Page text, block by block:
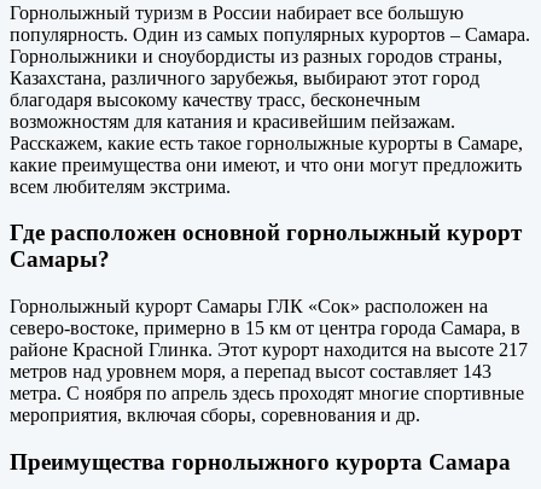
Горнолыжный туризм в России набирает все большую
популярность. Один из самых популярных курортов – Самара.
Горнолыжники и сноубордисты из разных городов страны,
Казахстана, различного зарубежья, выбирают этот город
благодаря высокому качеству трасс, бесконечным
возможностям для катания и красивейшим пейзажам.
Расскажем, какие есть такое горнолыжные курорты в Самаре,
какие преимущества они имеют, и что они могут предложить
всем любителям экстрима.
Где расположен основной горнолыжный курорт
Самары?
Горнолыжный курорт Самары ГЛК «Сок» расположен на
северо-востоке, примерно в 15 км от центра города Самара, в
районе Красной Глинка. Этот курорт находится на высоте 217
метров над уровнем моря, а перепад высот составляет 143
метра. С ноября по апрель здесь проходят многие спортивные
мероприятия, включая сборы, соревнования и др.
Преимущества горнолыжного курорта Самара